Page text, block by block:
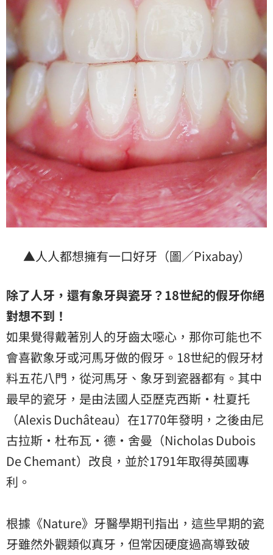
▲人人都想擁有一口好牙（圖／Pixabay）
除了人牙，還有象牙與瓷牙？18世紀的假牙你絕
對想不到！
如果覺得戴著別人的牙齒太噁心，那你可能也不
會喜歡象牙或河馬牙做的假牙。18世紀的假牙材
料五花八門，從河馬牙、象牙到瓷器都有。其中
最早的瓷牙，是由法國人亞歷克西斯·杜夏托
（Alexis Duchâteau）在1770年發明，之後由尼
古拉斯·杜布瓦·德·舍曼（Nicholas Dubois
De Chemant）改良，並於1791年取得英國專
利。
根據《Nature》牙醫學期刊指出，這些早期的瓷
牙雖然外觀類似真牙，但常因硬度過高導致破